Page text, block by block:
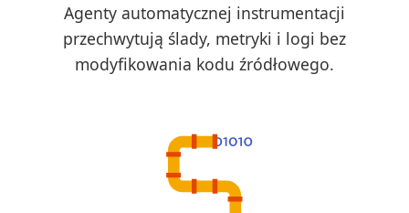
Agenty automatycznej instrumentacji
przechwytują ślady, metryki i logi bez
modyfikowania kodu źródłowego.